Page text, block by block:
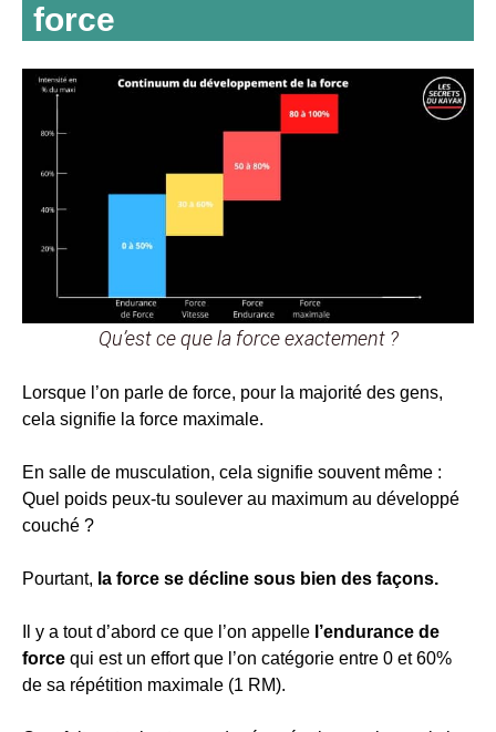
force
Qu’est ce que la force exactement ?
Lorsque l’on parle de force, pour la majorité des gens,
cela signifie la force maximale.
En salle de musculation, cela signifie souvent même :
Quel poids peux-tu soulever au maximum au développé
couché ?
Pourtant, la force se décline sous bien des façons.
Il y a tout d’abord ce que l’on appelle l’endurance de
force qui est un effort que l’on catégorie entre 0 et 60%
de sa répétition maximale (1 RM).